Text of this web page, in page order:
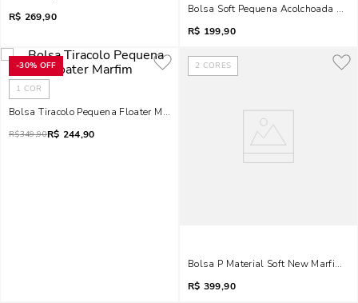
R$ 269,90
Bolsa Soft Pequena Acolchoada
R$ 199,90
-30% OFF
1 COR
Bolsa Tiracolo Pequena Floater Marfim
R$349,90R$ 244,90
2 CORES
Bolsa P Material Soft New Marfim 2
R$ 399,90